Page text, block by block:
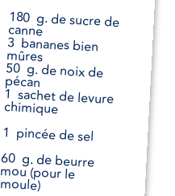
180 g. de sucre de
canne
3 bananes bien
mûres
50 g. de noix de
pécan
1 sachet de levure
chimique
1 pincée de sel
60 g. de beurre
mou (pour le
moule)